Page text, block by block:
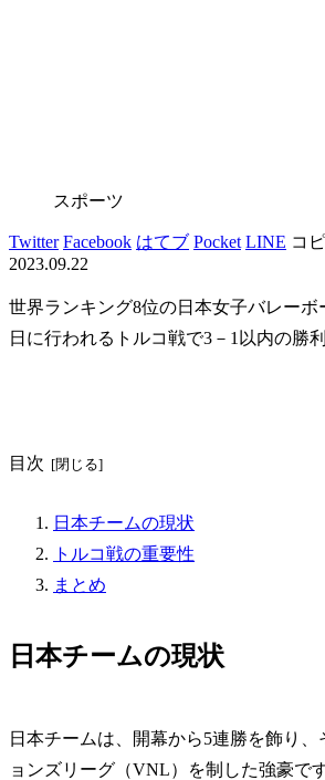
スポーツ
Twitter Facebook はてブ Pocket LINE コ
2023.09.22
世界ランキング8位の日本女子バレー
日に行われるトルコ戦で3－1以内の勝
目次
日本チームの現状
トルコ戦の重要性
まとめ
日本チームの現状
日本チームは、開幕から5連勝を飾り
ョンズリーグ（VNL）を制した強豪で